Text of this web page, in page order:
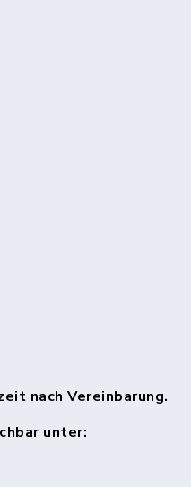
nach Vereinbarung.
unter: